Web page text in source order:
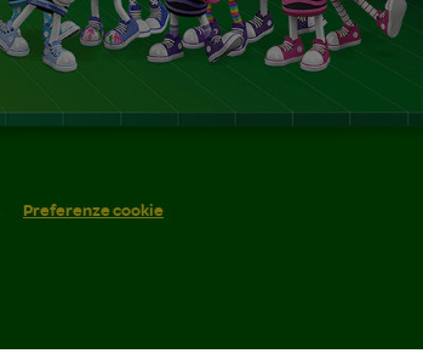
Preferenze cookie